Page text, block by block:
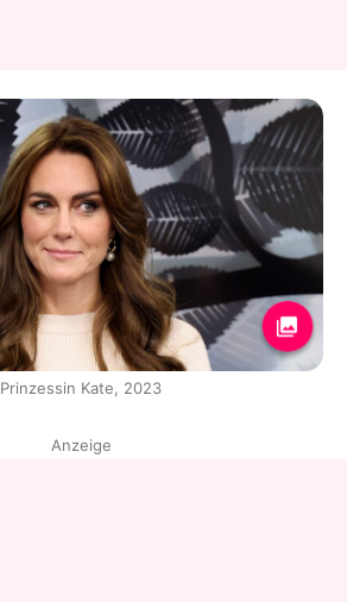
Prinzessin Kate, 2023
Anzeige